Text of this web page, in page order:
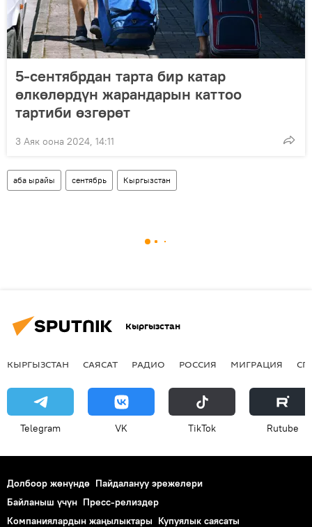
5-сентябрдан тарта бир катар
өлкөлөрдүн жарандарын каттоо
тартиби өзгөрөт
3 Аяк оона 2024, 14:11
аба ырайы сентябрь Кыргызстан
Кыргызстан
КЫРГЫЗСТАН САЯСАТ РАДИО РОССИЯ МИГРАЦИЯ
Telegram VK ТikТоk Rutube
Долбоор жөнүндө Пайдалануу эрежелери
Байланыш үчүн Пресс-релиздер
Компаниялардын жаңылыктары Купуялык саясаты